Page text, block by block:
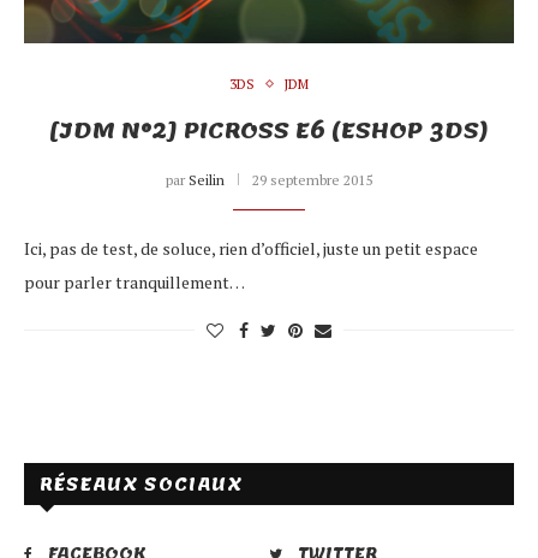
3DS JDM
[JDM N°2] PICROSS E6 (ESHOP 3DS)
par Seilin 29 septembre 2015
Ici, pas de test, de soluce, rien d’officiel, juste un petit espace
pour parler tranquillement…
RÉSEAUX SOCIAUX